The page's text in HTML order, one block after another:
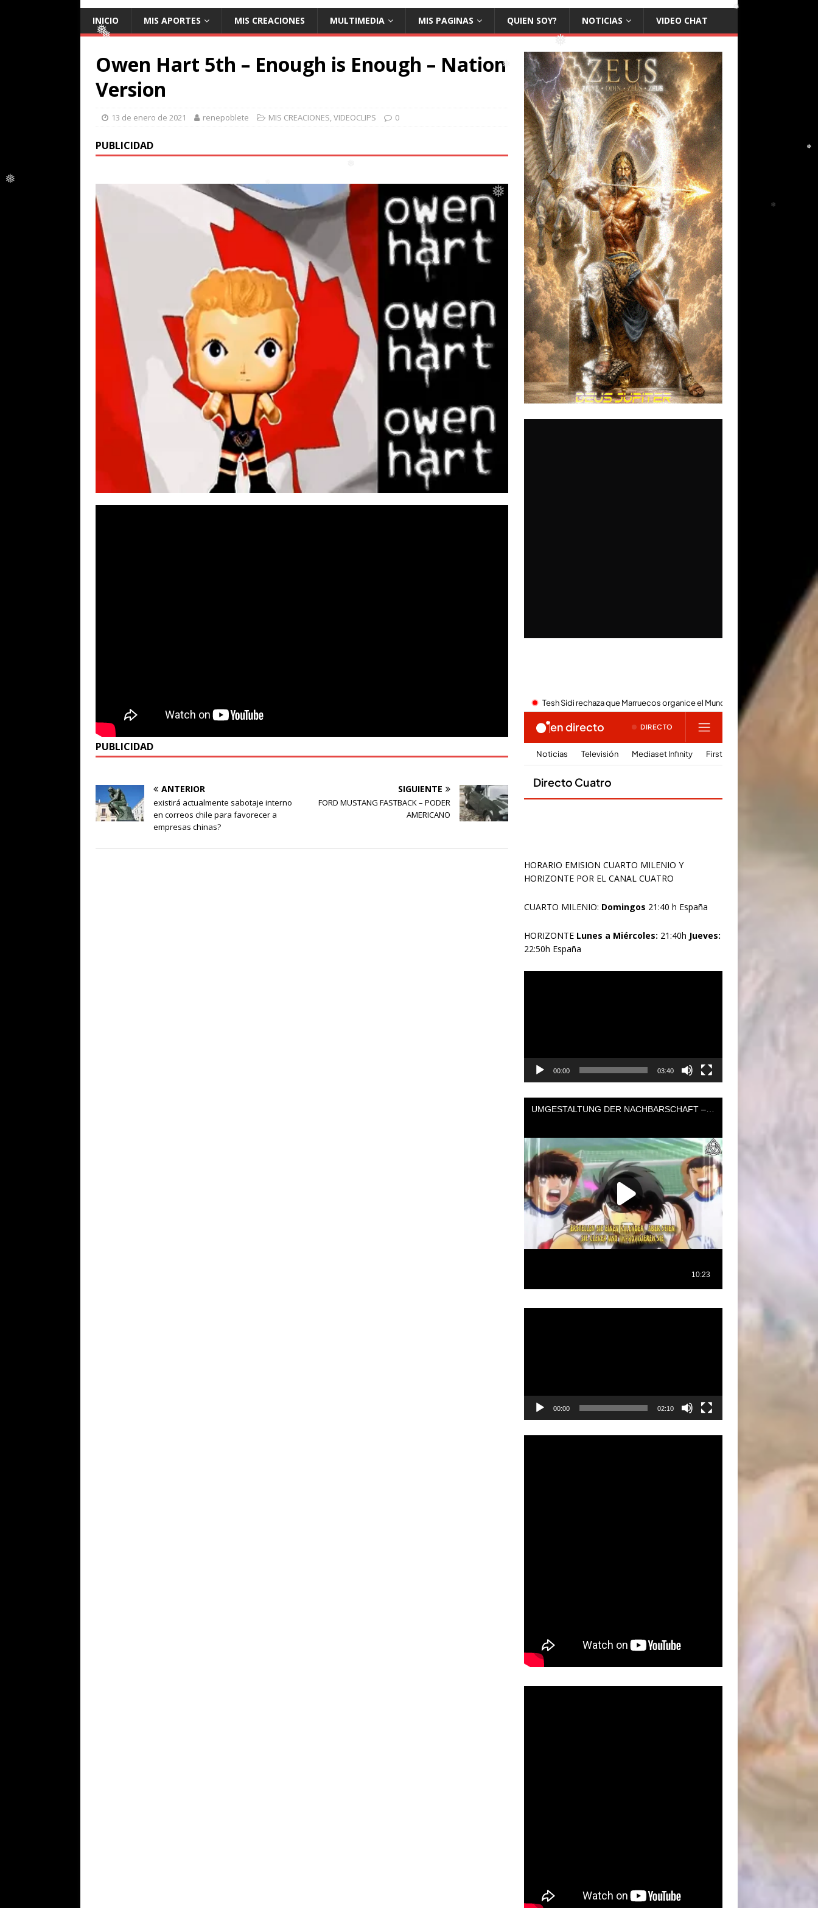
❅
❅
❅
❅
❅ ❅
❅
❅
INICIO MIS APORTES MIS CREACIONES MULTIMEDIA MIS PAGINAS QUIEN SOY? NOTICIAS VIDEO CHAT
Owen Hart 5th – Enough is Enough – Nation
Version
13 de enero de 2021 renepoblete MIS CREACIONES,VIDEOCLIPS 0
PUBLICIDAD
PUBLICIDAD
ANTERIOR
existirá actualmente sabotaje interno
en correos chile para favorecer a
empresas chinas?
SIGUIENTE
FORD MUSTANG FASTBACK – PODER
AMERICANO
HORARIO EMISION CUARTO MILENIO Y
HORIZONTE POR EL CANAL CUATRO
CUARTO MILENIO: Domingos 21:40 h España
HORIZONTE Lunes a Miércoles: 21:40h Jueves:
22:50h España
00:00 03:40
00:00 02:10